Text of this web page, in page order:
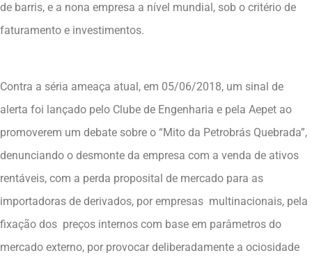
de barris, e a nona empresa a nível mundial, sob o critério de
faturamento e investimentos.
Contra a séria ameaça atual, em 05/06/2018, um sinal de
alerta foi lançado pelo Clube de Engenharia e pela Aepet ao
promoverem um debate sobre o “Mito da Petrobrás Quebrada”,
denunciando o desmonte da empresa com a venda de ativos
rentáveis, com a perda proposital de mercado para as
importadoras de derivados, por empresas multinacionais, pela
fixação dos preços internos com base em parâmetros do
mercado externo, por provocar deliberadamente a ociosidade